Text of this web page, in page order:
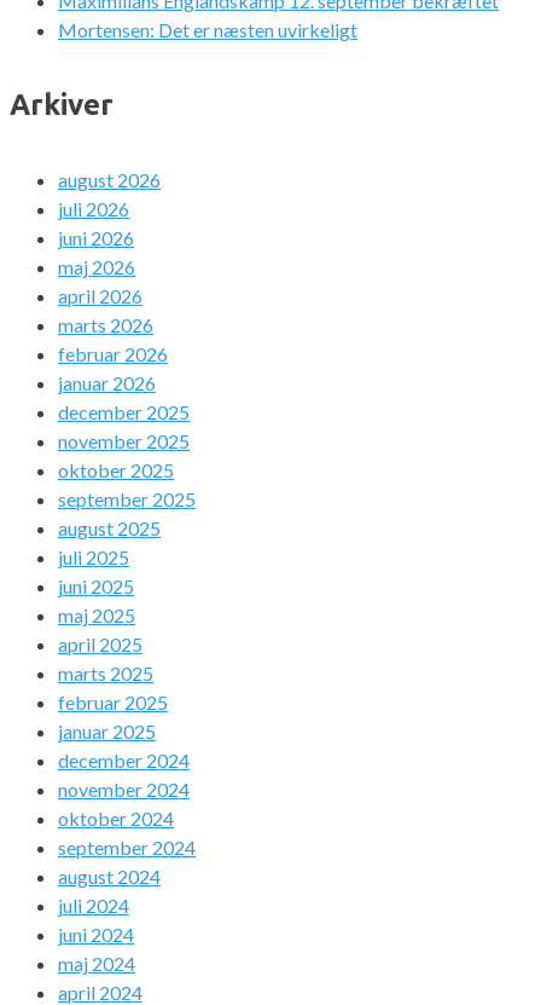
Mortensen: Det er næsten uvirkeligt
Arkiver
august 2026
juli 2026
juni 2026
maj 2026
april 2026
marts 2026
februar 2026
januar 2026
december 2025
november 2025
oktober 2025
september 2025
august 2025
juli 2025
juni 2025
maj 2025
april 2025
marts 2025
februar 2025
januar 2025
december 2024
november 2024
oktober 2024
september 2024
august 2024
juli 2024
juni 2024
maj 2024
april 2024